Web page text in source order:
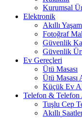
Kurumsal
Elektronik
Akıllı
Fotoğraf
Güvenlik
Güvenlik
Ev Gereçleri
Ütü Masası
Ütü Masası
Küçük Ev
Telefon & Telefon
Tuşlu Cep
Akıllı